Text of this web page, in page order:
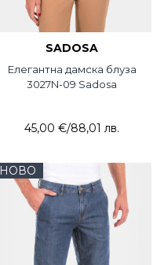
SADOSA
Елегантна дамска блуза
3027N-09 Sadosa
45,00 €/88,01 лв.
НОВО